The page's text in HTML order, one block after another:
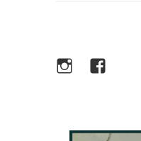
InstagramFacebook